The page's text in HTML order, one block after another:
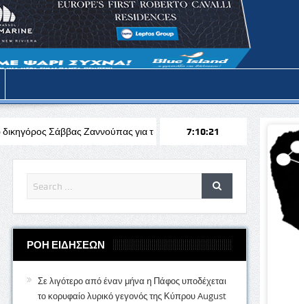
για τις Νομικές Αρωγές στην Πάφο Μνήμες 1974: Η
7:10:22
ΡΟΗ ΕΙΔΗΣΕΩΝ
Σε λιγότερο από έναν μήνα η Πάφος υποδέχεται
το κορυφαίο λυρικό γεγονός της ΚύπρουAugust